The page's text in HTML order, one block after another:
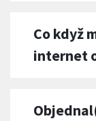
Co když
internet